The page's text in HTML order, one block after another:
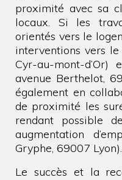
proximité avec sa
locaux. Si les
orientés vers le
interventions vers
Cyr-au-mont-
avenue Berthelot,
également en
de proximité les
rendant possible
augmentation
Gryphe, 69007 Lyon).
Le succès et la